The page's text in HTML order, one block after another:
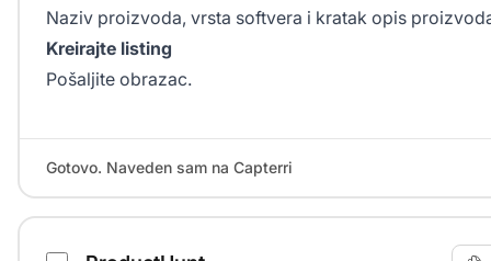
Naziv proizvoda, vrsta softvera i kratak opis
Kreirajte listing
Pošaljite obrazac.
Gotovo. Naveden sam na Capterri